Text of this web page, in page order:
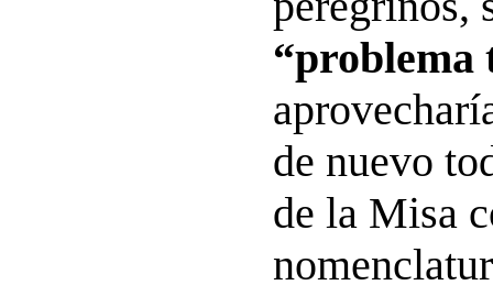
“problema
de nuevo
de la Misa